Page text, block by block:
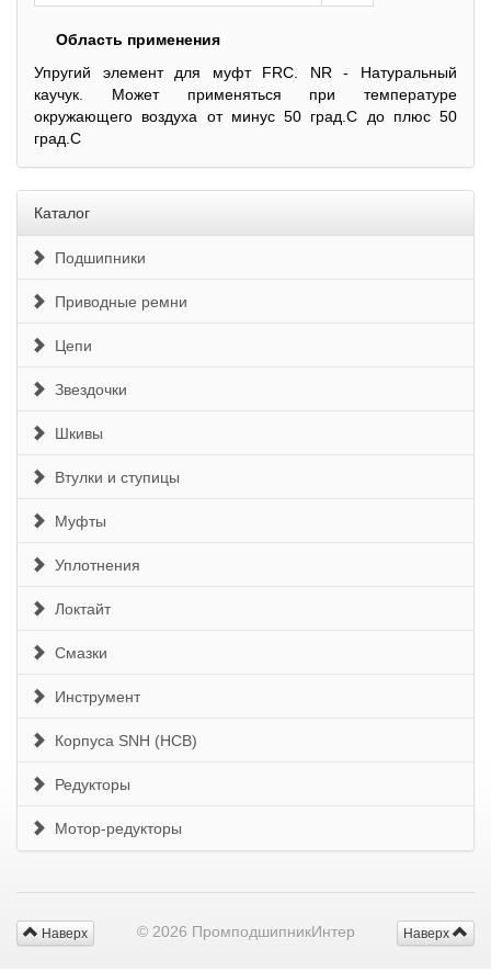
Область применения
Упругий элемент для муфт FRC. NR - Натуральный
каучук. Может применяться при температуре
окружающего воздуха от минус 50 град.С до плюс 50
град.С
Каталог
Подшипники
Приводные ремни
Цепи
Звездочки
Шкивы
Втулки и ступицы
Муфты
Уплотнения
Локтайт
Смазки
Инструмент
Корпуса SNH (HCB)
Редукторы
Мотор-редукторы
Наверх
Наверх © 2026 ПромподшипникИнтер